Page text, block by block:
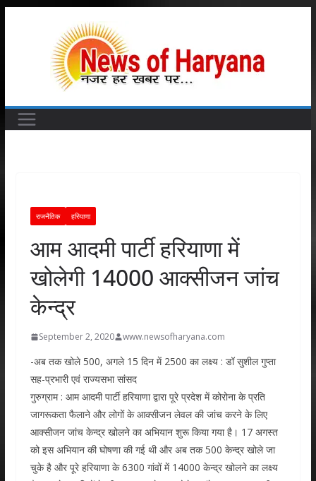
राजनैतिक हरियाणा
आम आदमी पार्टी हरियाणा में
खोलेगी 14000 आक्सीजन जांच
केन्द्र
September 2, 2020 www.newsofharyana.com
-अब तक खोले 500, अगले 15 दिन में 2500 का लक्ष्य : डॉ सुशील गुप्ता
सह-प्रभारी एवं राज्यसभा सांसद
गुरुग्राम : आम आदमी पार्टी हरियाणा द्वारा पूरे प्रदेश में कोरोना के प्रति
जागरूकता फैलाने और लोगों के आक्सीजन लेवल की जांच करने के लिए
आक्सीजन जांच केन्द्र खोलने का अभियान शुरू किया गया है। 17 अगस्त
को इस अभियान की घोषणा की गई थी और अब तक 500 केन्द्र खोले जा
चुके है और पूरे हरियाणा के 6300 गांवों में 14000 केन्द्र खोलने का लक्ष्य